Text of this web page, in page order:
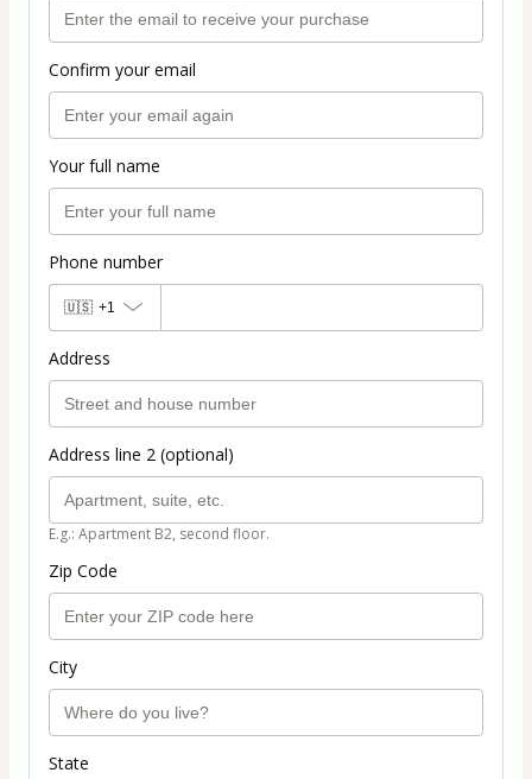
Confirm your email
Your full name
Phone number
🇺🇸 +1
Address
Address line 2 (optional)
E.g.: Apartment B2, second floor.
Zip Code
City
State